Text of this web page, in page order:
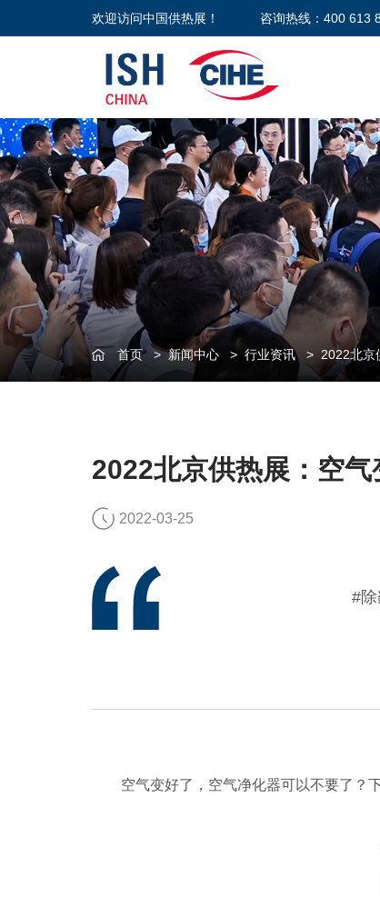
欢迎访问中国供热展！ 咨询热线：400 613
首页>新闻中心> 行业资讯> 2022北京
2022北京供热展：空
2022-03-25
#
空气变好了，空气净化器可以不要了？